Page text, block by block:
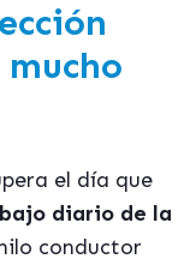
el día que
diario de la
conductor